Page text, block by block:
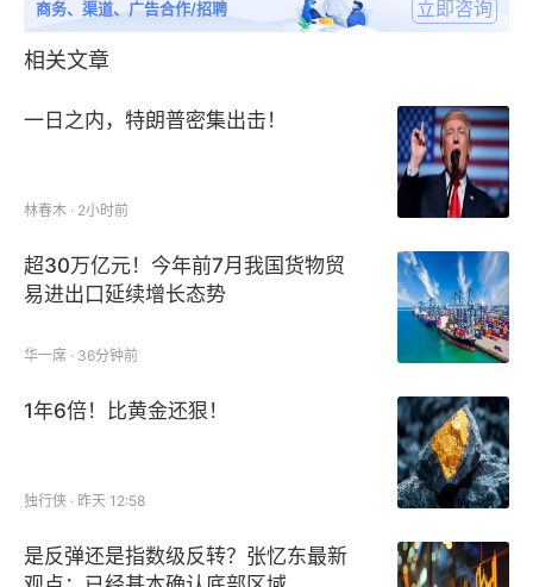
商务、渠道、广告合作/招聘 立即咨询
相关文章
一日之内，特朗普密集出击！
林春木 · 2小时前
超30万亿元！今年前7月我国货物贸
易进出口延续增长态势
华一席 · 36分钟前
1年6倍！比黄金还狠！
独行侠 · 昨天 12:58
是反弹还是指数级反转？张忆东最新